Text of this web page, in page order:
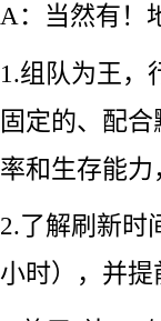
A：当然有！
1.组队为王，
固定的、配
率和生存能
2.了解刷新时
小时），并提